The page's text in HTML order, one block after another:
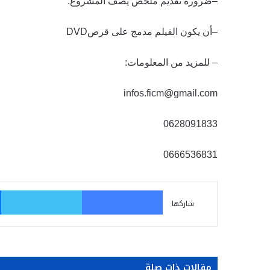
– أن يكون الفيلم مدمج على قرصDVD
– للمزيد من المعلومات:
infos.ficm@gmail.com
0628091833
0666536831
شاركها
فيسبوك